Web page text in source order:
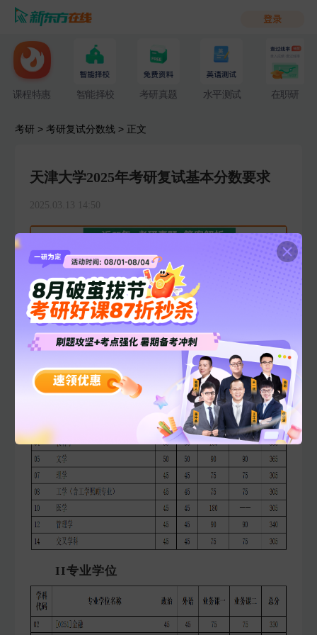
课程特惠 智能择校 考研真题 水平测试 在职研
考研 > 考研复试分数线 > 正文
天津大学2025年考研复试基本分数要求
2025.03.13 14:50
天津大学2025年考研复试基本分数要求
II专业学位